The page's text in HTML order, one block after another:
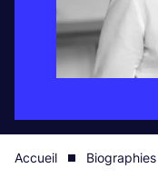
Accueil Biographies